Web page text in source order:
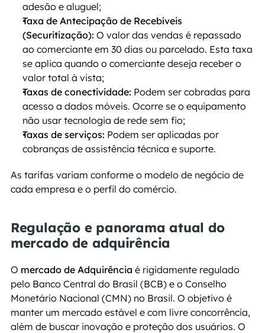
adesão e aluguel;
Taxa de Antecipação de Recebíveis
(Securitização): O valor das vendas é repassado
ao comerciante em 30 dias ou parcelado. Esta taxa
se aplica quando o comerciante deseja receber o
valor total à vista;
Taxas de conectividade: Podem ser cobradas para
acesso a dados móveis. Ocorre se o equipamento
não usar tecnologia de rede sem fio;
Taxas de serviços: Podem ser aplicadas por
cobranças de assistência técnica e suporte.
As tarifas variam conforme o modelo de negócio de
cada empresa e o perfil do comércio.
Regulação e panorama atual do
mercado de adquirência
O mercado de Adquirência é rigidamente regulado
pelo Banco Central do Brasil (BCB) e o Conselho
Monetário Nacional (CMN) no Brasil. O objetivo é
manter um mercado estável e com livre concorrência,
além de buscar inovação e proteção dos usuários. O